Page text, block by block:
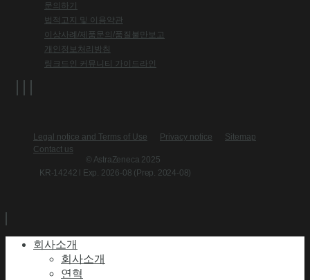
문의하기
법적고지 및 이용약관
이상사례/제품문의/품질불만보고
개인정보처리방침
링크드인 커뮤니티 가이드라인
Legal notice and Terms of Use Privacy notice
Sitemap
Contact us
© AstraZeneca 2025
KR-14242 l Exp. 2026-08 (Prep. 2024-08)
회사소개
회사소개
연혁